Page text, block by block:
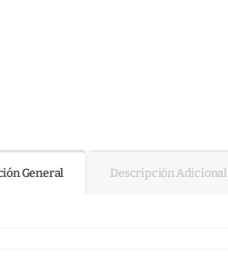
General Descripción Adicional